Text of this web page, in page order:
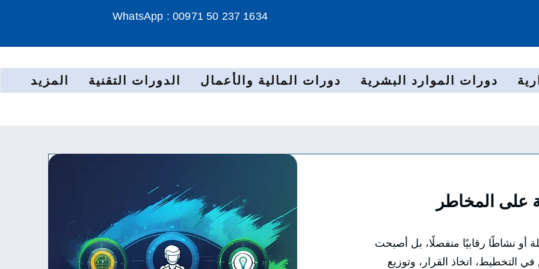
WhatsApp : 00971 50 237 1634
دورات الموارد البشرية دورات المالية والأعمال الدورات التقنية المزيد
على المخاطر
أو نشاطًا رقابيًا منفصلًا، بل أصبحت
اتخاذ القرار، وتوزيع